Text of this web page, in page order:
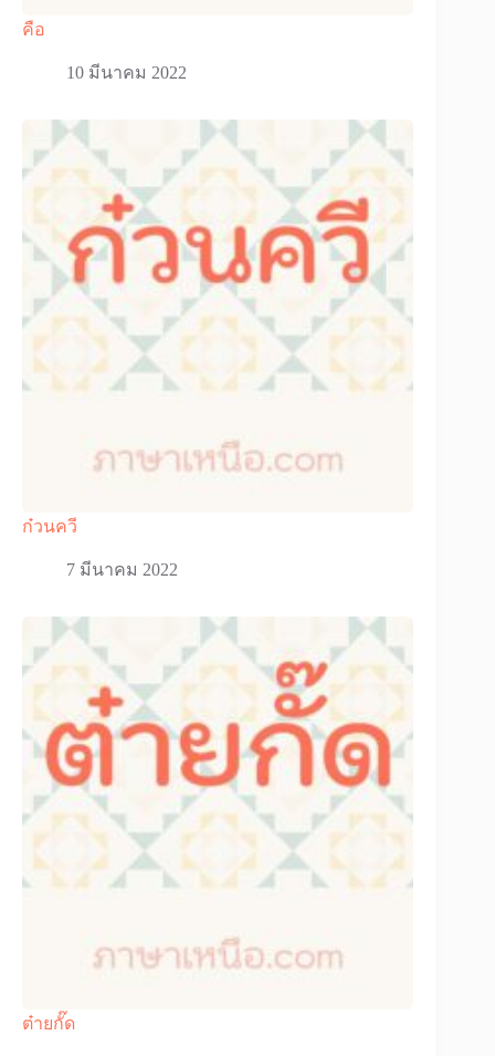
คือ
10 มีนาคม 2022
ก๋วนควี
7 มีนาคม 2022
ต๋ายกั๊ด